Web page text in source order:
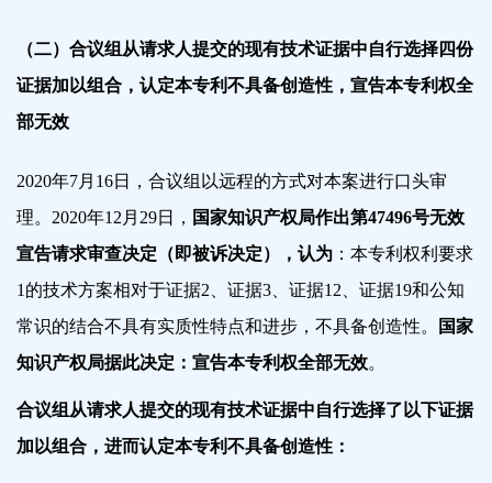
（二）合议组从请求人提交的现有技术证据中自行选择四份
证据加以组合，认定本专利不具备创造性，宣告本专利权全
部无效
2020年7月16日，合议组以远程的方式对本案进行口头审
理。2020年12月29日， 国家知识产权局作出第47496号无效
宣告请求审查决定（即被诉决定），认为 ：本专利权利要求
1的技术方案相对于证据2、证据3、证据12、证据19和公知
常识的结合不具有实质性特点和进步，不具备创造性。
国家
知识产权局据此决定：宣告本专利权全部无效。
合议组从请求人提交的现有技术证据中自行选择了以下证据
加以组合，进而认定本专利不具备创造性：